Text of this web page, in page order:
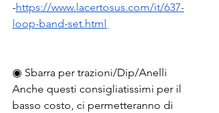
-https://www.lacertosus.com/it/637-
loop-band-set.html
◉ Sbarra per trazioni/Dip/Anelli
Anche questi consigliatissimi per il
basso costo, ci permetteranno di